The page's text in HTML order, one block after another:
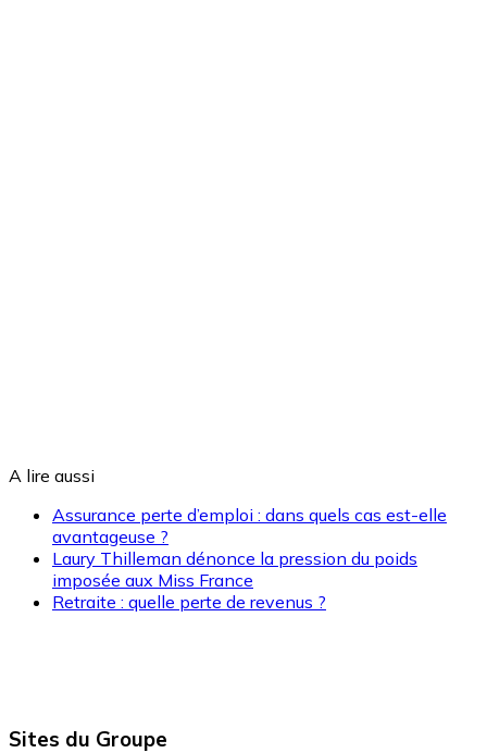
A lire aussi
Assurance perte d’emploi : dans quels cas est-elle
avantageuse ?
Laury Thilleman dénonce la pression du poids
imposée aux Miss France
Retraite : quelle perte de revenus ?
Sites du Groupe